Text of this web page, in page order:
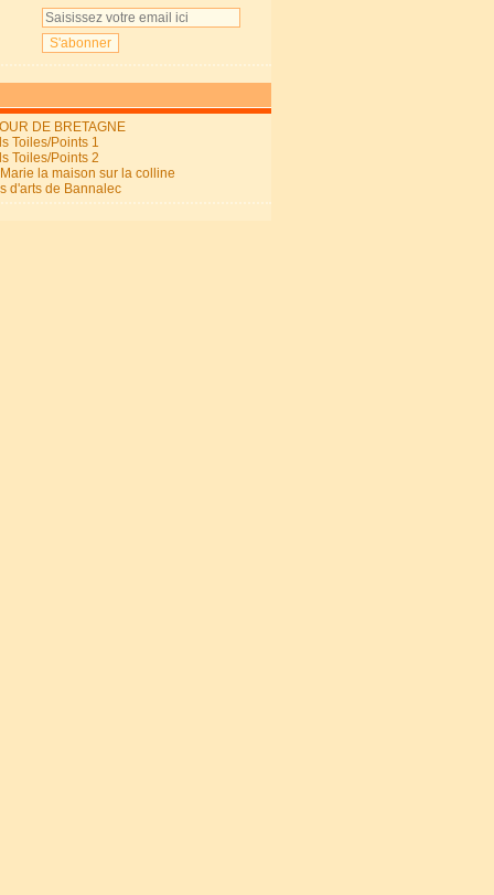
DE BRETAGNE
Toiles/Points 1
Toiles/Points 2
la maison sur la colline
d'arts de Bannalec